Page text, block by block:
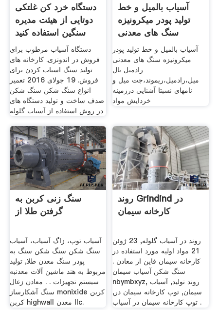
دستگاه خرد کن غلتکی
دوتایی از هیئت مدیره
سنگین استفاده کنید
دستگاه آسیاب مرطوب برای
فروش در اندونزی. کارخانه های
تولید سنگ اسیاب کردن برای
فروش. 19 جولای 2016 تعمیر
انواع سنگ شکن سنگ شکن
صدف ساخت و تولید دستگاه های
در روش استفاده از آسیاب گلوله
آسیاب بالمیل و خط
تولید پودر میکرونیزه
سنگ های معدنی
رادمیل
آسیاب بالمیل و خط تولید پودر
میکرونیزه سنگ های معدنی
رادمیل بال
میل،رادمیل،ریموند،جت میل و
نامهای نسبتا آشنایی درزمینه
خردایش مواد
سنگ زنی کربن به
گرفتن طلا از
آسیاب توپ، زاگ آسیاب، آسیاب
سنگ شکن سنگ شکن سنگ به
پودر سنگ معدن طلا, تولید
مربوط به هند ماشین آلات معدنبه
سیستم تجهیزات . . معادن زغال
سنگ آشکارساز monixide کربن
کربن highwall معدن llc.
روند Grindind در
کارخانه سیمان
روند در آسیاب گلوله, 23 ژوئن
21 مواد اولیه مورد استفاده در
کارخانه سیمان قاین از معادن .
سنگ شکن آسیاب سیمان
nbymbxyz, روند تولید, آسیاب
سیمان, توپ کارخانه سیمان در,
توپ کارخانه سیمان در آسیاب .